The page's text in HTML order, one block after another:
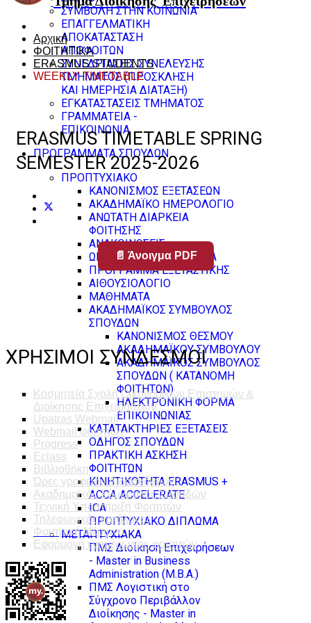
ΣΥΜΒΟΛΗ ΣΤΗΝ ΚΟΙΝΩΝΙΑ
ΕΠΑΓΓΕΛΜΑΤΙΚΗ
ΑΠΟΚΑΤΑΣΤΑΣΗ
ΑΠΟΦΟΙΤΩΝ
ΣΥΝΕΔΡΙΑΣΕΙΣ ΣΥΝΕΛΕΥΣΗΣ
ΤΜΗΜΑΤΟΣ (ΠΡΟΣΚΛΗΣΗ
ΚΑΙ ΗΜΕΡΗΣΙΑ ΔΙΑΤΑΞΗ)
ΕΓΚΑΤΑΣΤΑΣΕΙΣ ΤΜΗΜΑΤΟΣ
ΓΡΑΜΜΑΤΕΙΑ -
ΕΠΙΚΟΙΝΩΝΙΑ
ΠΡΟΓΡΑΜΜΑΤΑ ΣΠΟΥΔΩΝ
ΠΡΟΠΤΥΧΙΑΚΟ
ΚΑΝΟΝΙΣΜΟΣ ΕΞΕΤΑΣΕΩΝ
ΑΚΑΔΗΜΑΪΚΟ ΗΜΕΡΟΛΟΓΙΟ
ΑΝΩΤΑΤΗ ΔΙΑΡΚΕΙΑ
ΦΟΙΤΗΣΗΣ
ΑΝΑΚΟΙΝΩΣΕΙΣ
ΩΡΟΛΟΓΙΟ ΠΡΟΓΡΑΜΜΑ
ΠΡΟΓΡΑΜΜΑ ΕΞΕΤΑΣΤΙΚΗΣ
ΑΙΘΟΥΣΙΟΛΟΓΙΟ
ΜΑΘΗΜΑΤΑ
ΑΚΑΔΗΜΑΪΚΟΣ ΣΥΜΒΟΥΛΟΣ
ΣΠΟΥΔΩΝ
ΚΑΝΟΝΙΣΜΟΣ ΘΕΣΜΟΥ
ΑΚΑΔΗΜΑΪΚΟΥ ΣΥΜΒΟΥΛΟΥ
ΑΚΑΔΗΜΑΪΚΟΣ ΣΥΜΒΟΥΛΟΣ
ΣΠΟΥΔΩΝ ( ΚΑΤΑΝΟΜΗ
ΦΟΙΤΗΤΩΝ)
ΗΛΕΚΤΡΟΝΙΚΗ ΦΟΡΜΑ
ΕΠΙΚΟΙΝΩΝΙΑΣ
ΚΑΤΑΤΑΚΤΗΡΙΕΣ ΕΞΕΤΑΣΕΙΣ
ΟΔΗΓΟΣ ΣΠΟΥΔΩΝ
ΠΡΑΚΤΙΚΗ ΑΣΚΗΣΗ
ΦΟΙΤΗΤΩΝ
ΚΙΝΗΤΙΚΟΤΗΤΑ ERASMUS +
ACCA ACCELERATE
ICA
ΠΡΟΠΤΥΧΙΑΚΟ ΔΙΠΛΩΜΑ
ΜΕΤΑΠΤΥΧΙΑΚΑ
ΠΜΣ Διοίκηση Επιχειρήσεων
- Master in Business
Administration (M.B.A.)
ΠΜΣ Λογιστική στο
Σύγχρονο Περιβάλλον
Διοίκησης - Master in
Αρχική
ΦΟΙΤΗΤΙΚΑ
ERASMUS STUDENTS
WEEKLY TIMETABLE
ERASMUS TIMETABLE SPRING
SEMESTER 2025-2026
📄 Άνοιγμα PDF
ΧΡΗΣΙΜΟΙ ΣΥΝΔΕΣΜΟΙ
Κοσμητεία Σχολή Οικονομικών Επιστημών &
Διοίκησης Επιχειρήσεων
Upatras Webmail
Webmail φοιτητών
Progress
Eclass
Βιβλιοθήκη
Ώρες γραφείου Διδασκόντων
Ακαδημαϊκός Σύμβουλος Σπουδών
Τεχνική Υποστήριξη Φοιτητών
Τηλεφωνικός κατάλογος
Φοιτητική Μέριμνα
Εφαρμογή ενημέρωσης φοιτητών